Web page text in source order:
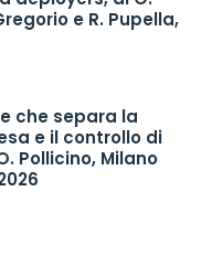
e R. Pupella,
che separa la
e il controllo di
Pollicino, Milano